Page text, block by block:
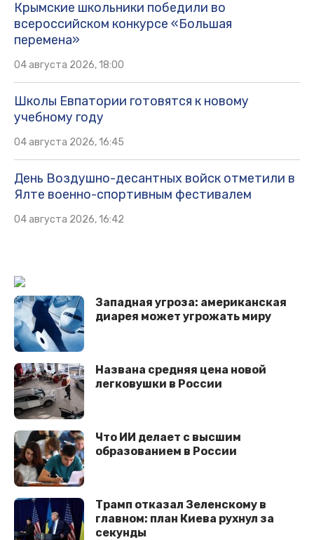
Крымские школьники победили во
всероссийском конкурсе «Большая
перемена»
04 августа 2026, 18:00
Школы Евпатории готовятся к новому
учебному году
04 августа 2026, 16:45
День Воздушно-десантных войск отметили в
Ялте военно-спортивным фестивалем
04 августа 2026, 16:42
Западная угроза: американская
диарея может угрожать миру
Названа средняя цена новой
легковушки в России
Что ИИ делает с высшим
образованием в России
Трaмп oткaзaл Зeлeнcкoму в
глaвнoм: плaн Киeвa рухнул зa
ceкунды